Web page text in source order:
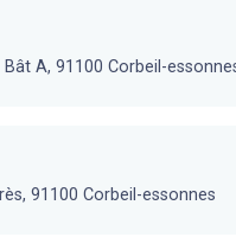
Bât A, 91100 Corbeil-
91100 Corbeil-essonnes